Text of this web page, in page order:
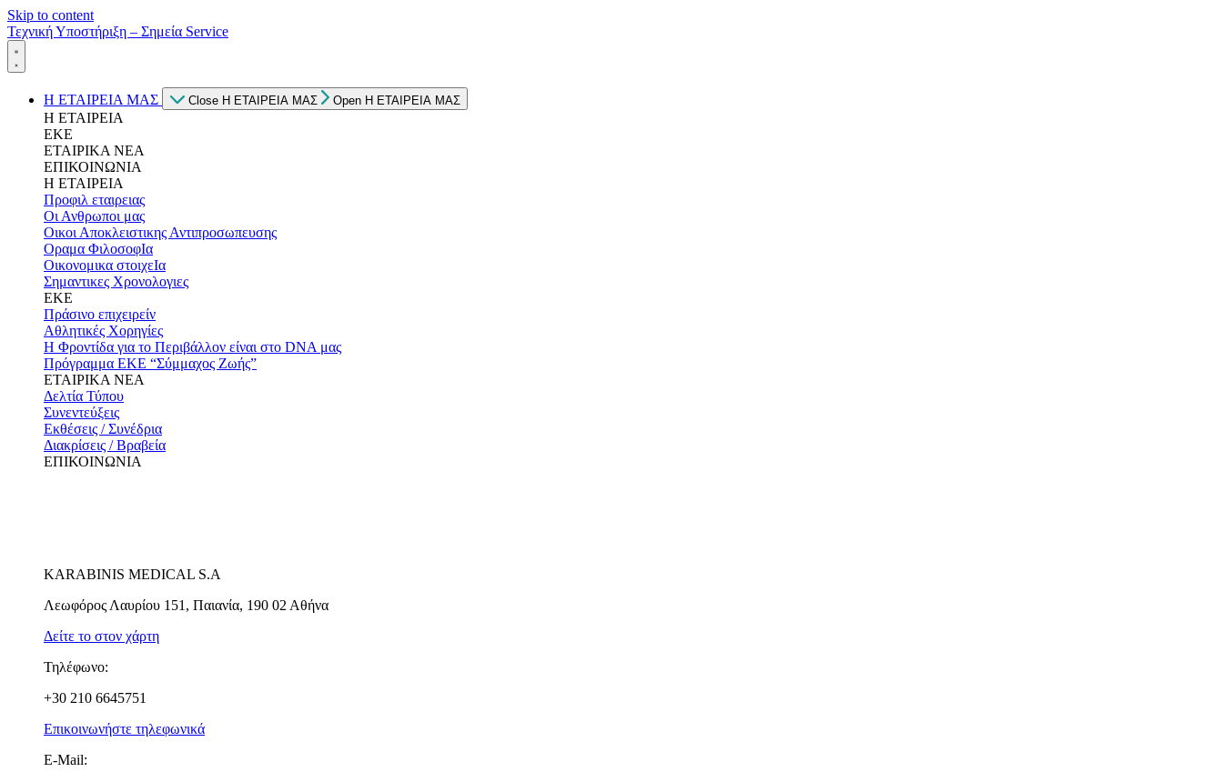
Skip to content
Τεχνική Υποστήριξη – Σημεία Service
Η ΕΤΑΙΡΕΙΑ ΜΑΣ Close Η ΕΤΑΙΡΕΙΑ ΜΑΣ Open Η ΕΤΑΙΡΕΙΑ ΜΑΣ
Η ΕΤΑΙΡΕΙΑ
ΕΚΕ
ΕΤΑΙΡΙΚΑ ΝΕΑ
ΕΠΙΚΟΙΝΩΝΙΑ
Η ΕΤΑΙΡΕΙΑ
Προφιλ εταιρειας
Οι Ανθρωποι μας
Οικοι Αποκλειστικης Αντιπροσωπευσης
Οραμα ΦιλοσοφΙα
Οικονομικα στοιχεΙα
Σημαντικες Χρονολογιες
ΕΚΕ
Πράσινο επιχειρείν
Αθλητικές Χορηγίες
Η Φροντίδα για το Περιβάλλον είναι στο DNA μας
Πρόγραμμα ΕΚΕ “Σύμμαχος Ζωής”
ΕΤΑΙΡΙΚΑ ΝΕΑ
Δελτία Τύπου
Συνεντεύξεις
Εκθέσεις / Συνέδρια
Διακρίσεις / Βραβεία
ΕΠΙΚΟΙΝΩΝΙΑ
KARABINIS MEDICAL S.A
Λεωφόρος Λαυρίου 151, Παιανία, 190 02 Αθήνα
Δείτε το στον χάρτη
Τηλέφωνο:
+30 210 6645751
Επικοινωνήστε τηλεφωνικά
E-Mail: